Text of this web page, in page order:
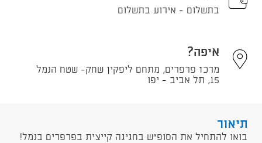
בתשלום - אירוע בתשלום
איפה?
מרכז פרפרים, מתחם ליפקין שחק- שטח הנמל
15, תל אביב - יפו
תיאור
בואו להתחיל את הסופ"ש בחגיגה קייצית בפרפרים בנמל!